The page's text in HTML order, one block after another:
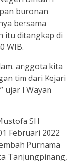
buronan
bersama
itu ditangkap di
WIB.
anggota kita
tim dari Kejari
ujar I Wayan
SH
Februari 2022
Purnama
Tanjungpinang,